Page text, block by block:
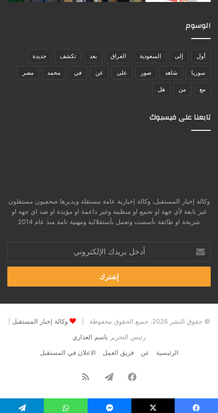
الوسوم
أول إلى السعودية العراق بعد تكشف جديدة
سوريا شاهد صور على عن في محمد مصر
مع من هل
تابعنا على فيسبوك
وكالة إخبار المستقبل، وكالة إخبارية عامة مستقلة ويديرها صحفيون مستقلون
غير تابعة لأي جهة او تجمع او منظمة وغير داعمة او مؤيدة او ضد اي جهة او
شريحة او طائفة تأسست وتعمل بأستقلالية ومهنية تامة منذ عام 2014
بريدك
الإلكتروني
© حقوق النشر 2026، جميع الحقوق محفوظة | وكالة إخبار المستقبل
رئيس التحرير باسم العذاري
الرئيسية
عن فريق العمل الاعلان في المستقبل
فيسبوكتيلقرامملخص
الموقع